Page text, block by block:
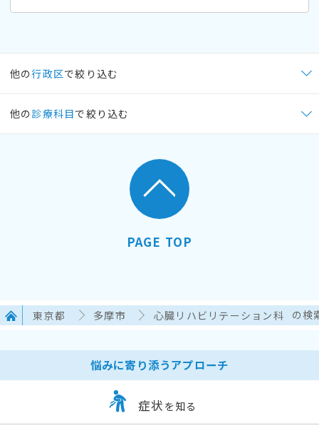
他の行政区で絞り込む
他の 診療科目で絞り込む
PAGE TOP
東京都 多摩市 心臓リハビリテーション科 の検
悩みに寄り添うアプローチ
症状 を知る